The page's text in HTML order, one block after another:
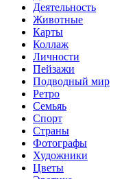
Деятельность
Животные
Карты
Коллаж
Личности
Пейзажи
Подводный мир
Ретро
Семьяь
Спорт
Страны
Фотографы
Художники
Цветы